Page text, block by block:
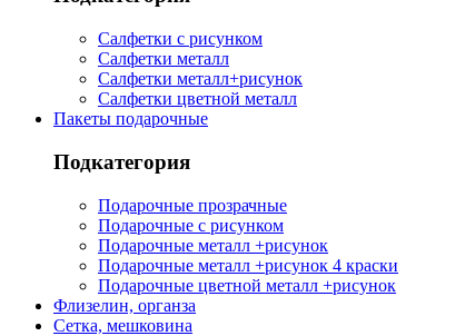
Салфетки с рисунком
Салфетки металл
Салфетки металл+рисунок
Салфетки цветной металл
Пакеты подарочные
Подкатегория
Подарочные прозрачные
Подарочные с рисунком
Подарочные металл +рисунок
Подарочные металл +рисунок 4 краски
Подарочные цветной металл +рисунок
Флизелин, органза
Сетка, мешковина